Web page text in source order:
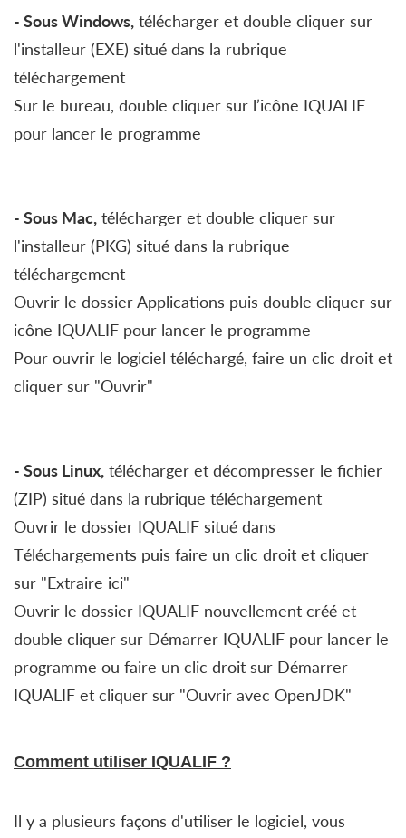
- Sous Windows, télécharger et double cliquer sur
l'installeur (EXE) situé dans la rubrique
téléchargement
Sur le bureau, double cliquer sur l’icône IQUALIF
pour lancer le programme
- Sous Mac, télécharger et double cliquer sur
l'installeur (PKG) situé dans la rubrique
téléchargement
Ouvrir le dossier Applications puis double cliquer sur
icône IQUALIF pour lancer le programme
Pour ouvrir le logiciel téléchargé, faire un clic droit et
cliquer sur "Ouvrir"
- Sous Linux, télécharger et décompresser le fichier
(ZIP) situé dans la rubrique téléchargement
Ouvrir le dossier IQUALIF situé dans
Téléchargements puis faire un clic droit et cliquer
sur "Extraire ici"
Ouvrir le dossier IQUALIF nouvellement créé et
double cliquer sur Démarrer IQUALIF pour lancer le
programme ou faire un clic droit sur Démarrer
IQUALIF et cliquer sur "Ouvrir avec OpenJDK"
Comment utiliser IQUALIF ?
Il y a plusieurs façons d'utiliser le logiciel, vous